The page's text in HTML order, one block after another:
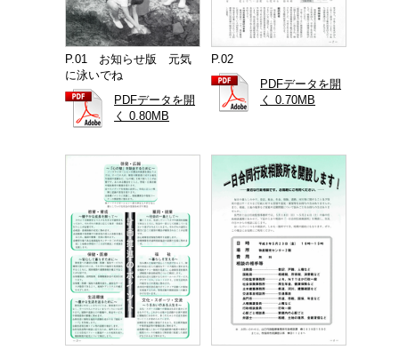
P.01 お知らせ版 元気
に泳いでね
PDFデータを開
く 0.80MB
P.02
PDFデータを開
く 0.70MB